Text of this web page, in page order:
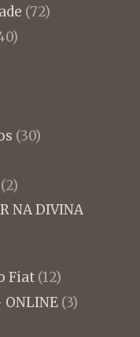
(72)
(30)
(2)
NA DIVINA
Fiat(12)
ONLINE(3)